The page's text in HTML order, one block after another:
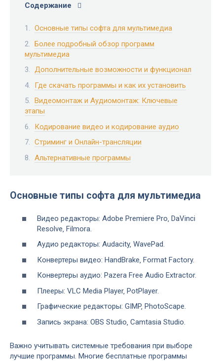
Содержание
Основные типы софта для мультимедиа
Более подробный обзор программ
мультимедиа
Дополнительные возможности и функционал
Где скачать программы и как их установить
Видеомонтаж и Аудиомонтаж: Ключевые
этапы
Кодирование видео и кодирование аудио
Стриминг и Онлайн-трансляции
Альтернативные программы
Основные типы софта для мультимедиа
Видео редакторы: Adobe Premiere Pro‚ DaVinci
Resolve‚ Filmora.
Аудио редакторы: Audacity‚ WavePad.
Конвертеры видео: HandBrake‚ Format Factory.
Конвертеры аудио: Pazera Free Audio Extractor.
Плееры: VLC Media Player‚ PotPlayer.
Графические редакторы: GIMP‚ PhotoScape.
Запись экрана: OBS Studio‚ Camtasia Studio.
Важно учитывать системные требования при выборе
лучшие программы. Многие бесплатные программы